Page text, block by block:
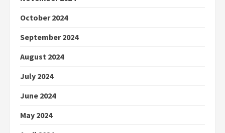
October 2024
September 2024
August 2024
July 2024
June 2024
May 2024